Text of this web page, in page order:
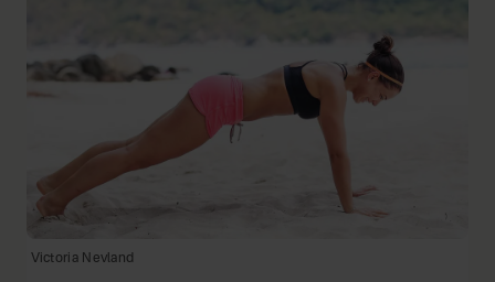
Victoria Nevland